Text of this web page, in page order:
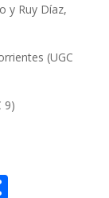
y Ruy Díaz,
(UGC
9)
C